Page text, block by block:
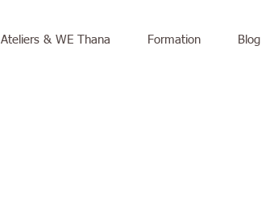
Ateliers & WE Thana Formation Blog